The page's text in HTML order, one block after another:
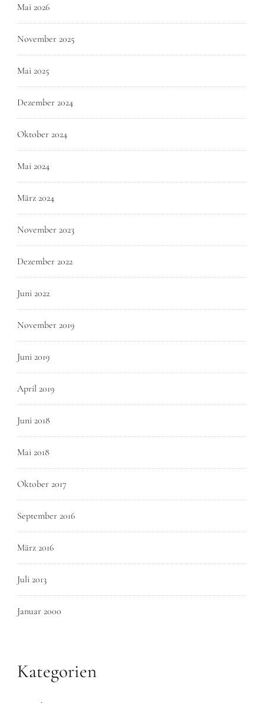
Mai 2026
November 2025
Mai 2025
Dezember 2024
Oktober 2024
Mai 2024
März 2024
November 2023
Dezember 2022
Juni 2022
November 2019
Juni 2019
April 2019
Juni 2018
Mai 2018
Oktober 2017
September 2016
März 2016
Juli 2013
Januar 2000
Kategorien